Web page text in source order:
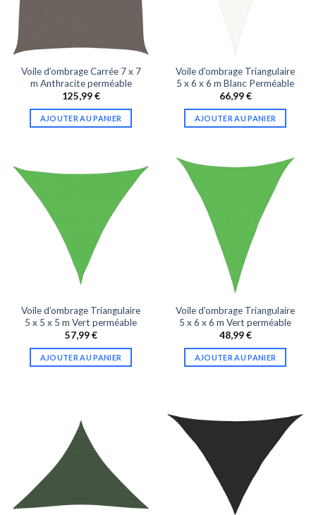
Voile d’ombrage Carrée 7 x 7
m Anthracite perméable
125,99€
AJOUTER AU PANIER
Voile d’ombrage Triangulaire
5 x 6 x 6 m Blanc Perméable
66,99€
AJOUTER AU PANIER
Voile d’ombrage Triangulaire
5 x 5 x 5 m Vert perméable
57,99€
AJOUTER AU PANIER
Voile d’ombrage Triangulaire
5 x 6 x 6 m Vert perméable
48,99€
AJOUTER AU PANIER